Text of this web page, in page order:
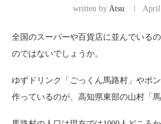
written by Atsu April
全国のスーパーや百貨店に並んでいる
のではないでしょうか。
ゆずドリンク「ごっくん馬路村」やポ
作っているのが、高知県東部の山村「馬